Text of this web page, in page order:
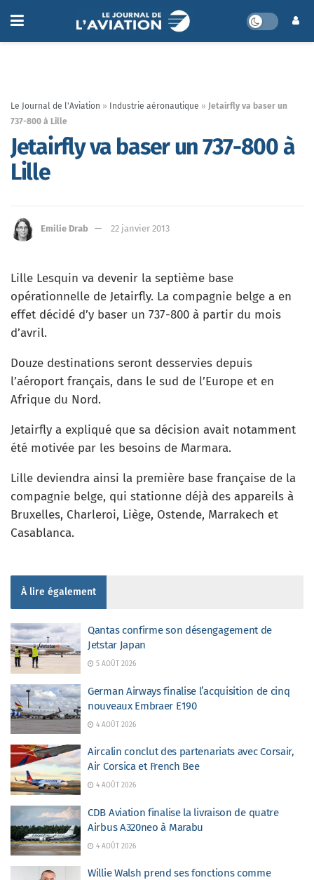
Le Journal de l'Aviation » Industrie aéronautique » Jetairfly va baser un
737-800 à Lille
Jetairfly va baser un 737-800 à
Lille
Emilie Drab 22 janvier 2013
Lille Lesquin va devenir la septième base
opérationnelle de Jetairfly. La compagnie belge a en
effet décidé d’y baser un 737-800 à partir du mois
d’avril.
Douze destinations seront desservies depuis
l’aéroport français, dans le sud de l’Europe et en
Afrique du Nord.
Jetairfly a expliqué que sa décision avait notamment
été motivée par les besoins de Marmara.
Lille deviendra ainsi la première base française de la
compagnie belge, qui stationne déjà des appareils à
Bruxelles, Charleroi, Liège, Ostende, Marrakech et
Casablanca.
À lire également
Qantas confirme son désengagement de
Jetstar Japan
5 AOÛT 2026
German Airways finalise l’acquisition de cinq
nouveaux Embraer E190
4 AOÛT 2026
Aircalin conclut des partenariats avec Corsair,
Air Corsica et French Bee
4 AOÛT 2026
CDB Aviation finalise la livraison de quatre
Airbus A320neo à Marabu
4 AOÛT 2026
Willie Walsh prend ses fonctions comme